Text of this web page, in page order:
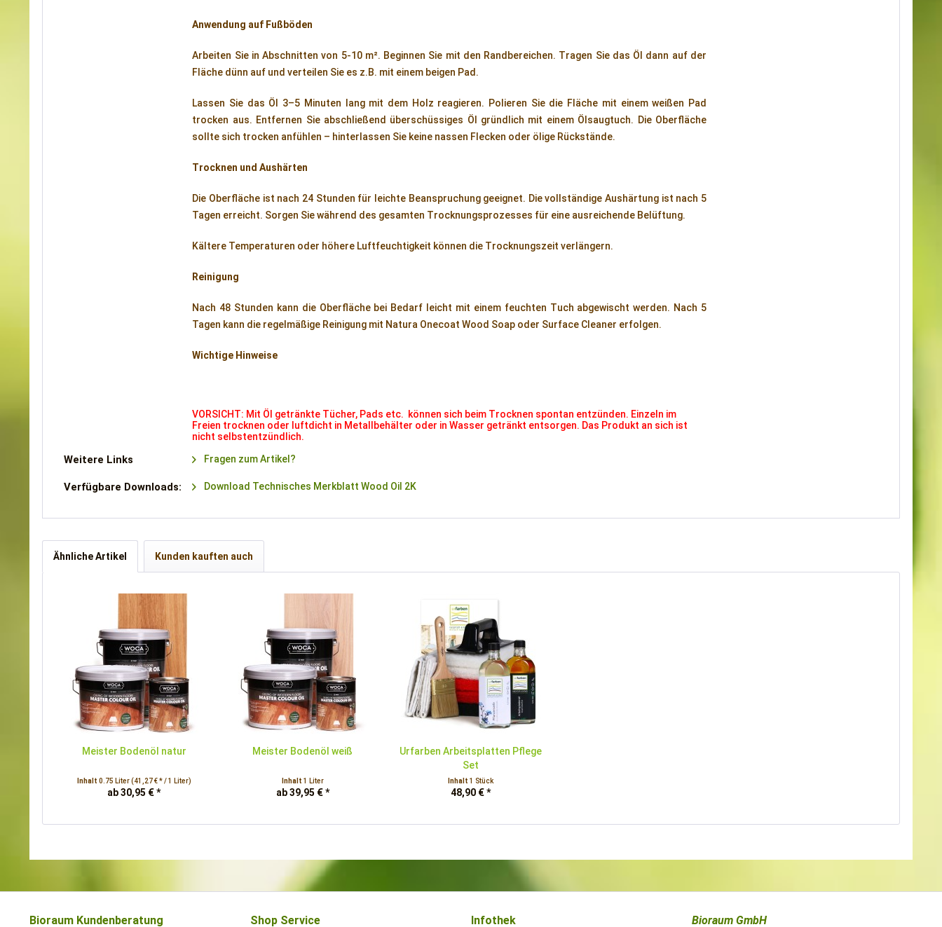
Anwendung auf Fußböden
Arbeiten Sie in Abschnitten von 5-10 m². Beginnen Sie mit den Randbereichen. Tragen Sie das Öl dann auf der
Fläche dünn auf und verteilen Sie es z.B. mit einem beigen Pad.
Lassen Sie das Öl 3–5 Minuten lang mit dem Holz reagieren. Polieren Sie die Fläche mit einem weißen Pad
trocken aus. Entfernen Sie abschließend überschüssiges Öl gründlich mit einem Ölsaugtuch. Die Oberfläche
sollte sich trocken anfühlen – hinterlassen Sie keine nassen Flecken oder ölige Rückstände.
Trocknen und Aushärten
Die Oberfläche ist nach 24 Stunden für leichte Beanspruchung geeignet. Die vollständige Aushärtung ist nach 5
Tagen erreicht. Sorgen Sie während des gesamten Trocknungsprozesses für eine ausreichende Belüftung.
Kältere Temperaturen oder höhere Luftfeuchtigkeit können die Trocknungszeit verlängern.
Reinigung
Nach 48 Stunden kann die Oberfläche bei Bedarf leicht mit einem feuchten Tuch abgewischt werden. Nach 5
Tagen kann die regelmäßige Reinigung mit Natura Onecoat Wood Soap oder Surface Cleaner erfolgen.
Wichtige Hinweise
VORSICHT: Mit Öl getränkte Tücher, Pads etc. können sich beim Trocknen spontan entzünden. Einzeln im
Freien trocknen oder luftdicht in Metallbehälter oder in Wasser getränkt entsorgen. Das Produkt an sich ist
nicht selbstentzündlich.
Weitere Links Fragen zum Artikel?
Verfügbare Downloads: Download Technisches Merkblatt Wood Oil 2K
Ähnliche Artikel Kunden kauften auch
Meister Bodenöl natur
Inhalt 0.75 Liter(41,27 € * / 1 Liter)
ab 30,95 € *
Meister Bodenöl weiß
Inhalt 1 Liter
ab 39,95 € *
Urfarben Arbeitsplatten Pflege
Set
Inhalt1 Stück
48,90 € *
Bioraum Kundenberatung Shop Service Infothek Bioraum GmbH